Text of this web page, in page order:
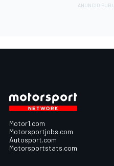
Motor1.com
Motorsportjobs.com
Autosport.com
Motorsportstats.com